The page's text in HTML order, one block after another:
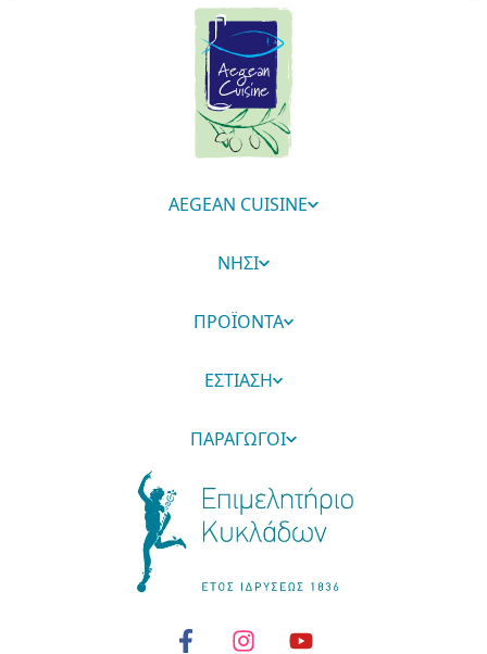
AEGEAN CUISINE
ΝΗΣΙ
ΠΡΟΪΟΝΤΑ
ΕΣΤΙΑΣΗ
ΠΑΡΑΓΩΓΟΙ